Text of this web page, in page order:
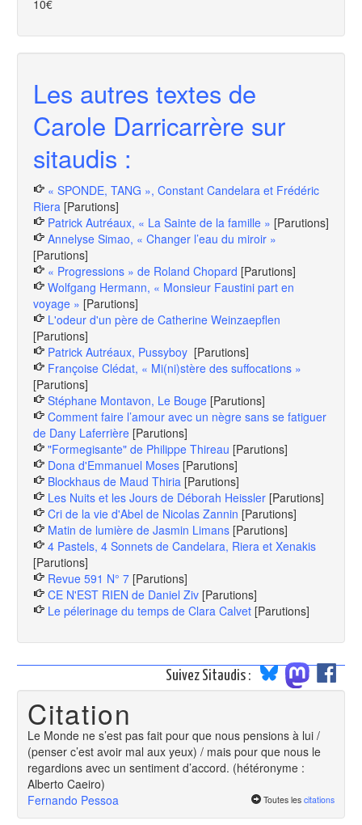
10€
Les autres textes de
Carole Darricarrère sur
sitaudis :
« SPONDE, TANG », Constant Candelara et Frédéric
Riera [Parutions]
Patrick Autréaux, « La Sainte de la famille » [Parutions]
Annelyse Simao, « Changer l’eau du miroir »
[Parutions]
« Progressions » de Roland Chopard [Parutions]
Wolfgang Hermann, « Monsieur Faustini part en
voyage » [Parutions]
L'odeur d'un père de Catherine Weinzaepflen
[Parutions]
Patrick Autréaux, Pussyboy [Parutions]
Françoise Clédat, « Mi(ni)stère des suffocations »
[Parutions]
Stéphane Montavon, Le Bouge [Parutions]
Comment faire l’amour avec un nègre sans se fatiguer
de Dany Laferrière [Parutions]
"Formegisante" de Philippe Thireau [Parutions]
Dona d'Emmanuel Moses [Parutions]
Blockhaus de Maud Thiria [Parutions]
Les Nuits et les Jours de Déborah Heissler [Parutions]
Cri de la vie d'Abel de Nicolas Zannin [Parutions]
Matin de lumière de Jasmin Limans [Parutions]
4 Pastels, 4 Sonnets de Candelara, Riera et Xenakis
[Parutions]
Revue 591 N° 7 [Parutions]
CE N'EST RIEN de Daniel Ziv [Parutions]
Le pélerinage du temps de Clara Calvet [Parutions]
Suivez Sitaudis :
Citation
Le Monde ne s’est pas fait pour que nous pensions à lui /
(penser c’est avoir mal aux yeux) / mais pour que nous le
regardions avec un sentiment d’accord. (hétéronyme :
Alberto Caeiro)
Fernando Pessoa
Toutes les citations